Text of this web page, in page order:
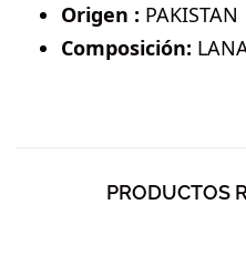
Origen : PAKISTAN
Composición:
PRODUCTOS